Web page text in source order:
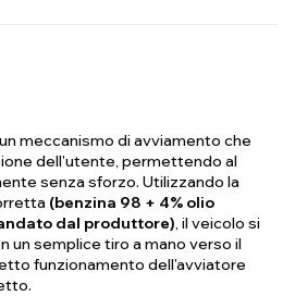
meccanismo di avviamento che
dell'utente, permettendo al
senza sforzo. Utilizzando la
(benzina 98 + 4% olio
dal produttore), il veicolo si
un semplice tiro a mano verso il
funzionamento dell'avviatore